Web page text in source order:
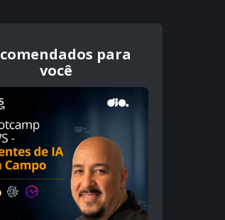
para
você